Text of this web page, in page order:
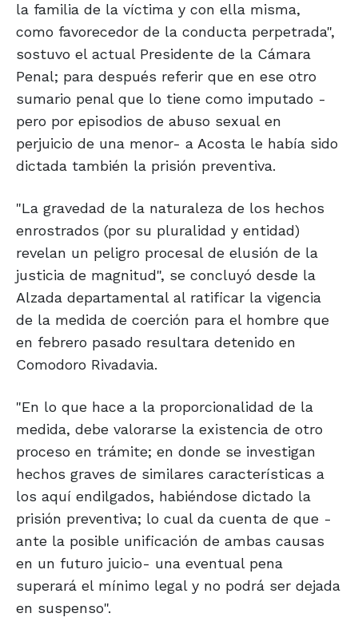
la familia de la víctima y con ella misma,
como favorecedor de la conducta perpetrada",
sostuvo el actual Presidente de la Cámara
Penal; para después referir que en ese otro
sumario penal que lo tiene como imputado -
pero por episodios de abuso sexual en
perjuicio de una menor- a Acosta le había sido
dictada también la prisión preventiva.
"La gravedad de la naturaleza de los hechos
enrostrados (por su pluralidad y entidad)
revelan un peligro procesal de elusión de la
justicia de magnitud", se concluyó desde la
Alzada departamental al ratificar la vigencia
de la medida de coerción para el hombre que
en febrero pasado resultara detenido en
Comodoro Rivadavia.
"En lo que hace a la proporcionalidad de la
medida, debe valorarse la existencia de otro
proceso en trámite; en donde se investigan
hechos graves de similares características a
los aquí endilgados, habiéndose dictado la
prisión preventiva; lo cual da cuenta de que -
ante la posible unificación de ambas causas
en un futuro juicio- una eventual pena
superará el mínimo legal y no podrá ser dejada
en suspenso".